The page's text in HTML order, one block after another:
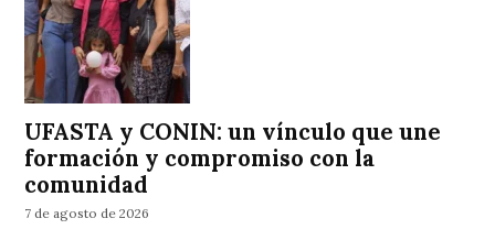
UFASTA y CONIN: un vínculo que une
formación y compromiso con la
comunidad
7 de agosto de 2026